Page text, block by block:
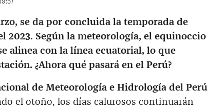
se da por concluida la temporada de
2023. Según la meteorología, el equinoccio
alinea con la línea ecuatorial, lo que
¿Ahora qué pasará en el Perú?
de Meteorología e Hidrología del Perú
el otoño, los días calurosos continuarán